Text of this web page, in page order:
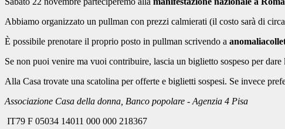
Abbiamo organizzato un pullman con prezzi calmierati (il costo sarà di circa
È possibile prenotare il proprio posto in pullman scrivendo a
Se non puoi venire ma vuoi contribuire, lascia un biglietto sospeso per
Alla Casa trovate una scatolina per offerte e biglietti sospesi. Se invece
Associazione Casa della donna, Banco popolare -Agenzia 4 Pisa
IT79 F 05034 14011 000 000 218367